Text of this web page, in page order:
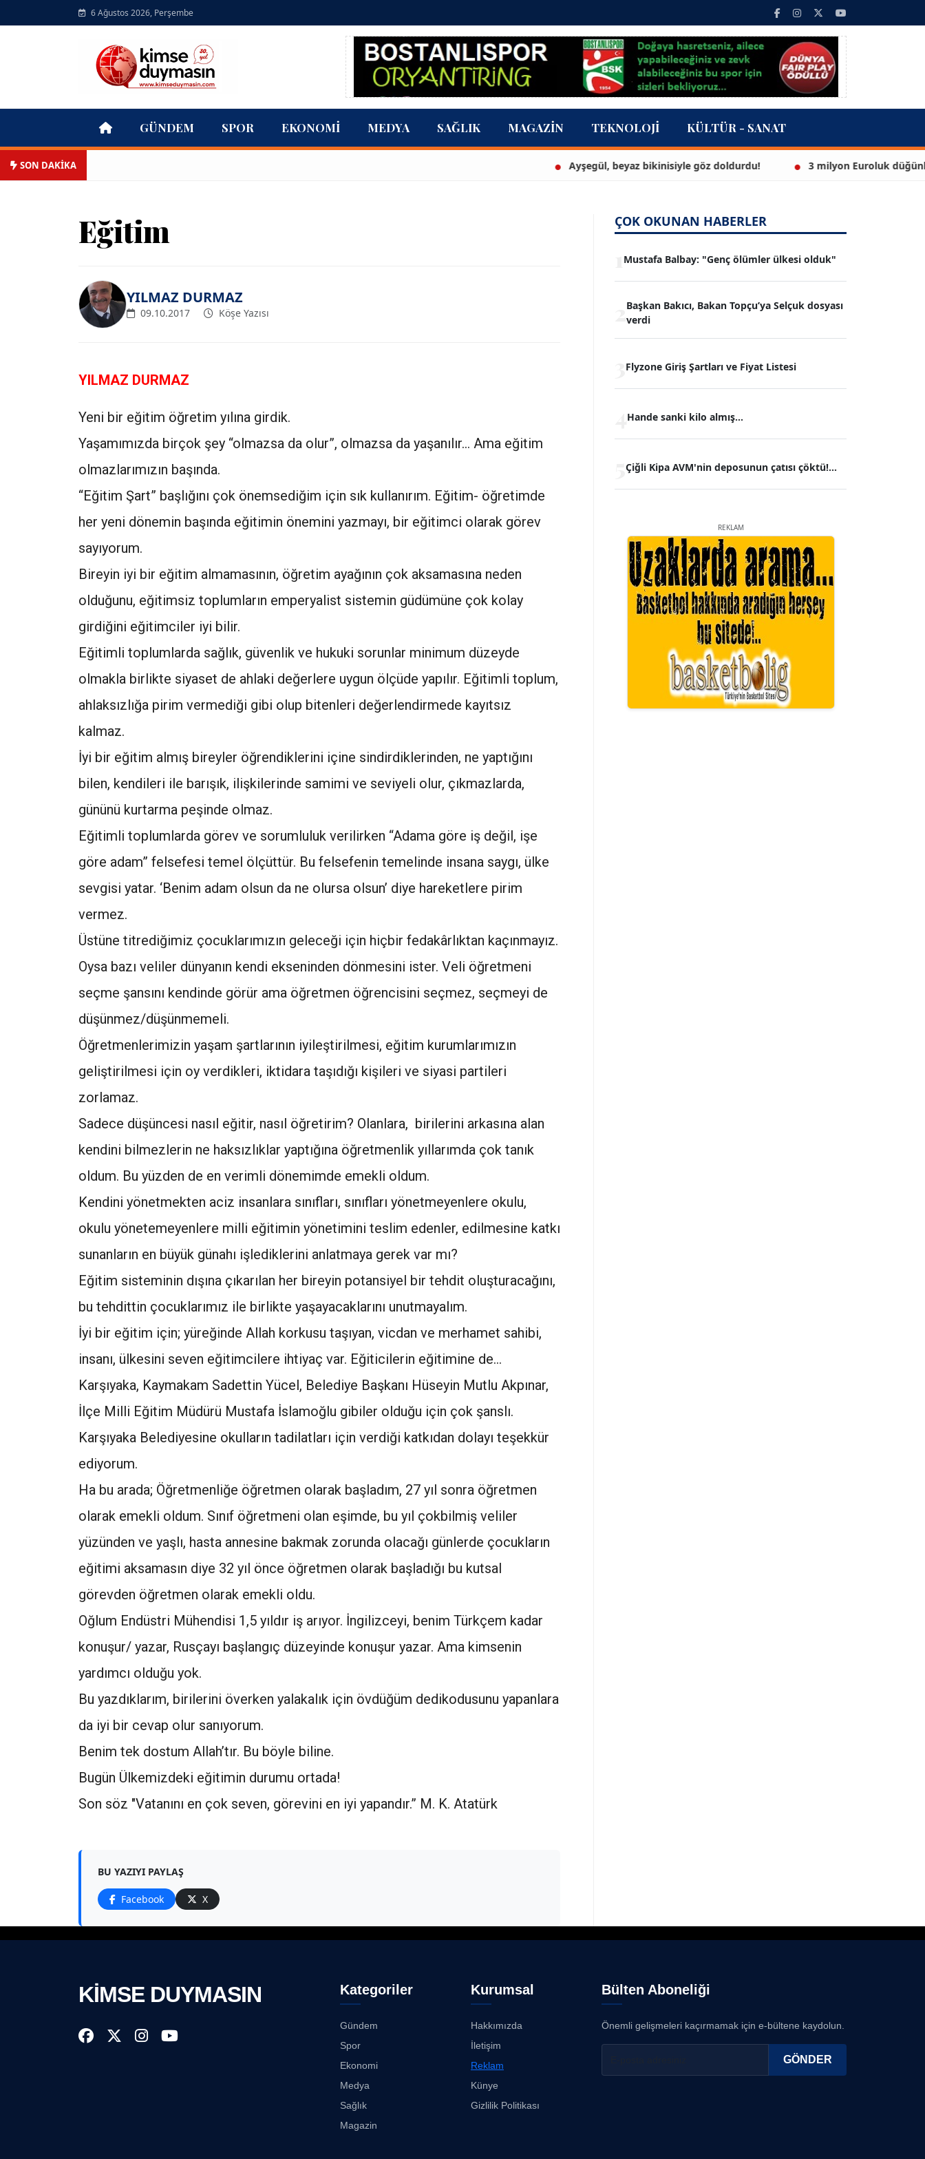
6 Ağustos 2026, Perşembe
GÜNDEM SPOR EKONOMI MEDYA SAĞLIK MAGAZIN TEKNOLOJI KÜLTÜR - SANAT
SON DAKİKA Ayşegül, beyaz bikinisiyle göz doldurdu! 3 milyon Euroluk düğünle
Eğitim
YILMAZ DURMAZ
09.10.2017 Köşe Yazısı
YILMAZ DURMAZ
Yeni bir eğitim öğretim yılına girdik.
Yaşamımızda birçok şey “olmazsa da olur”, olmazsa da yaşanılır... Ama eğitim
olmazlarımızın başında.
“Eğitim Şart” başlığını çok önemsediğim için sık kullanırım. Eğitim- öğretimde
her yeni dönemin başında eğitimin önemini yazmayı, bir eğitimci olarak görev
sayıyorum.
Bireyin iyi bir eğitim almamasının, öğretim ayağının çok aksamasına neden
olduğunu, eğitimsiz toplumların emperyalist sistemin güdümüne çok kolay
girdiğini eğitimciler iyi bilir.
Eğitimli toplumlarda sağlık, güvenlik ve hukuki sorunlar minimum düzeyde
olmakla birlikte siyaset de ahlaki değerlere uygun ölçüde yapılır. Eğitimli toplum,
ahlaksızlığa pirim vermediği gibi olup bitenleri değerlendirmede kayıtsız
kalmaz.
İyi bir eğitim almış bireyler öğrendiklerini içine sindirdiklerinden, ne yaptığını
bilen, kendileri ile barışık, ilişkilerinde samimi ve seviyeli olur, çıkmazlarda,
gününü kurtarma peşinde olmaz.
Eğitimli toplumlarda görev ve sorumluluk verilirken “Adama göre iş değil, işe
göre adam” felsefesi temel ölçüttür. Bu felsefenin temelinde insana saygı, ülke
sevgisi yatar. ‘Benim adam olsun da ne olursa olsun’ diye hareketlere pirim
vermez.
Üstüne titrediğimiz çocuklarımızın geleceği için hiçbir fedakârlıktan kaçınmayız.
Oysa bazı veliler dünyanın kendi ekseninden dönmesini ister. Veli öğretmeni
seçme şansını kendinde görür ama öğretmen öğrencisini seçmez, seçmeyi de
düşünmez/düşünmemeli.
Öğretmenlerimizin yaşam şartlarının iyileştirilmesi, eğitim kurumlarımızın
geliştirilmesi için oy verdikleri, iktidara taşıdığı kişileri ve siyasi partileri
zorlamaz.
Sadece düşüncesi nasıl eğitir, nasıl öğretirim? Olanlara, birilerini arkasına alan
kendini bilmezlerin ne haksızlıklar yaptığına öğretmenlik yıllarımda çok tanık
oldum. Bu yüzden de en verimli dönemimde emekli oldum.
Kendini yönetmekten aciz insanlara sınıfları, sınıfları yönetmeyenlere okulu,
okulu yönetemeyenlere milli eğitimin yönetimini teslim edenler, edilmesine katkı
sunanların en büyük günahı işlediklerini anlatmaya gerek var mı?
Eğitim sisteminin dışına çıkarılan her bireyin potansiyel bir tehdit oluşturacağını,
bu tehdittin çocuklarımız ile birlikte yaşayacaklarını unutmayalım.
İyi bir eğitim için; yüreğinde Allah korkusu taşıyan, vicdan ve merhamet sahibi,
insanı, ülkesini seven eğitimcilere ihtiyaç var. Eğiticilerin eğitimine de…
Karşıyaka, Kaymakam Sadettin Yücel, Belediye Başkanı Hüseyin Mutlu Akpınar,
İlçe Milli Eğitim Müdürü Mustafa İslamoğlu gibiler olduğu için çok şanslı.
Karşıyaka Belediyesine okulların tadilatları için verdiği katkıdan dolayı teşekkür
ediyorum.
Ha bu arada; Öğretmenliğe öğretmen olarak başladım, 27 yıl sonra öğretmen
olarak emekli oldum. Sınıf öğretmeni olan eşimde, bu yıl çokbilmiş veliler
yüzünden ve yaşlı, hasta annesine bakmak zorunda olacağı günlerde çocukların
eğitimi aksamasın diye 32 yıl önce öğretmen olarak başladığı bu kutsal
görevden öğretmen olarak emekli oldu.
Oğlum Endüstri Mühendisi 1,5 yıldır iş arıyor. İngilizceyi, benim Türkçem kadar
konuşur/ yazar, Rusçayı başlangıç düzeyinde konuşur yazar. Ama kimsenin
yardımcı olduğu yok.
Bu yazdıklarım, birilerini överken yalakalık için övdüğüm dedikodusunu yapanlara
da iyi bir cevap olur sanıyorum.
Benim tek dostum Allah’tır. Bu böyle biline.
Bugün Ülkemizdeki eğitimin durumu ortada!
Son söz "Vatanını en çok seven, görevini en iyi yapandır.” M. K. Atatürk
BU YAZIYI PAYLAŞ
Facebook X
ÇOK OKUNAN HABERLER
Mustafa Balbay: "Genç ölümler ülkesi olduk"
Başkan Bakıcı, Bakan Topçu’ya Selçuk dosyası
verdi
Flyzone Giriş Şartları ve Fiyat Listesi
Hande sanki kilo almış...
Çiğli Kipa AVM'nin deposunun çatısı çöktü!...
REKLAM
KİMSE DUYMASIN Kategoriler
Gündem
Spor
Ekonomi
Medya
Sağlık
Magazin
Kurumsal
Hakkımızda
İletişim
Reklam
Künye
Gizlilik Politikası
Bülten Aboneliği
Önemli gelişmeleri kaçırmamak için e-bültene kaydolun.
GÖNDER